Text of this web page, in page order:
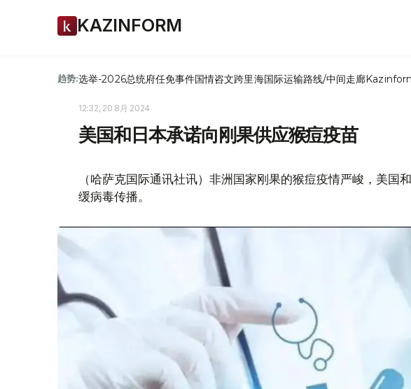
KAZINFORM
趋势:选举-2026总统府任免事件国情咨文跨里海国际运输路线/中间走廊
12:32, 20 8月 2024
美国和日本承诺向刚果供应猴痘疫苗
（哈萨克国际通讯社讯）非洲国家刚果的猴痘疫情严峻，美国
缓病毒传播。